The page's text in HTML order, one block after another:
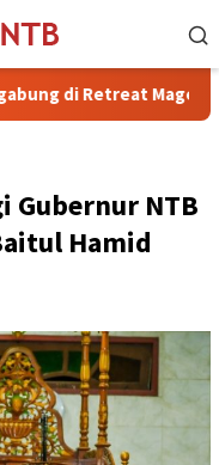
Magelang
Gubernur NTB
Hamid